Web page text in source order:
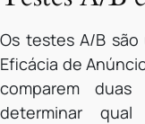
Os testes A/B
Eficácia de
comparem
determinar